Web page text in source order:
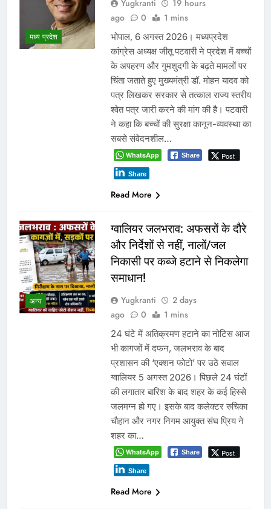
मध्य प्रदेश
Yugkranti
19 hours
ago
0 1 mins
भोपाल, 6 अगस्त 2026। मध्यप्रदेश
कांग्रेस अध्यक्ष जीतू पटवारी ने प्रदेश में बच्चों
के अपहरण और गुमशुदगी के बढ़ते मामलों पर
चिंता जताते हुए मुख्यमंत्री डॉ. मोहन यादव को
पत्र लिखकर सरकार से तत्काल राज्य स्तरीय
श्वेत पत्र जारी करने की मांग की है। पटवारी
ने कहा कि बच्चों की सुरक्षा कानून-व्यवस्था का
सबसे संवेदनशील…
WhatsApp Share Post
Share
Read More
अन्य
ग्वालियर जलभराव: अफसरों के दौरे
और निर्देशों से नहीं, नालों/जल
निकासी पर कब्जे हटाने से निकलेगा
समाधान!
Yugkranti
2 days
ago
0 1 mins
24 घंटे में अतिक्रमण हटाने का नोटिस आज
भी कागजों में दफन, जलभराव के बाद
प्रशासन की ‘एक्शन फोटो’ पर उठे सवाल
ग्वालियर 5 अगस्त 2026। पिछले 24 घंटों
की लगातार बारिश के बाद शहर के कई हिस्से
जलमग्न हो गए। इसके बाद कलेक्टर रुचिका
चौहान और नगर निगम आयुक्त संघ प्रिय ने
शहर का…
WhatsApp Share Post
Share
Read More